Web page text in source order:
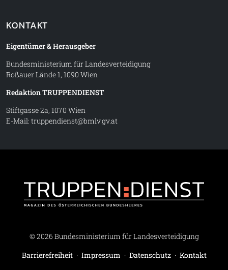
KONTAKT
Eigentümer & Herausgeber
Bundesministerium für Landesverteidigung
Roßauer Lände 1, 1090 Wien
Redaktion TRUPPENDIENST
Stiftgasse 2a, 1070 Wien
E-Mail: truppendienst@bmlv.gv.at
© 2026 Bundesministerium für Landesverteidigung
Barrierefreiheit · Impressum · Datenschutz · Kontakt